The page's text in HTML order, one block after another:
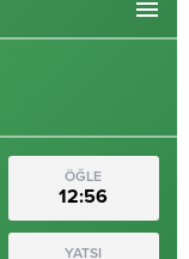
ÖĞLE
12:56
YATSI